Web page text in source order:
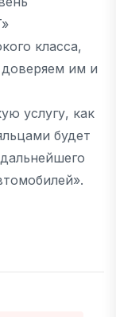
класса,
им и
услугу, как
будет